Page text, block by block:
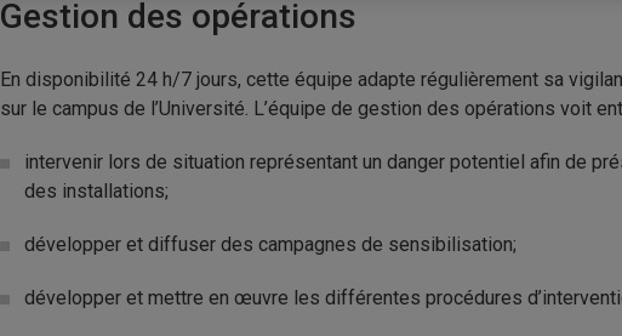
Gestion des opérations
En disponibilité 24 h/7 jours, cette équipe adapte régulièrement sa
sur le campus de l’Université. L’équipe de gestion des opérations voit
intervenir lors de situation représentant un danger potentiel afin de
des installations;
développer et diffuser des campagnes de sensibilisation;
développer et mettre en œuvre les différentes procédures